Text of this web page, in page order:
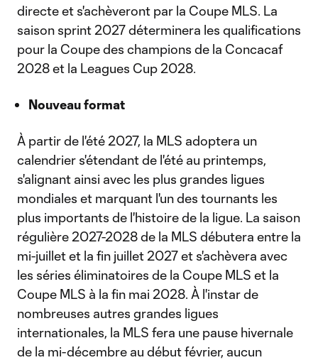
directe et s'achèveront par la Coupe MLS. La
saison sprint 2027 déterminera les qualifications
pour la Coupe des champions de la Concacaf
2028 et la Leagues Cup 2028.
Nouveau format
À partir de l'été 2027, la MLS adoptera un
calendrier s'étendant de l'été au printemps,
s'alignant ainsi avec les plus grandes ligues
mondiales et marquant l'un des tournants les
plus importants de l'histoire de la ligue. La saison
régulière 2027-2028 de la MLS débutera entre la
mi-juillet et la fin juillet 2027 et s'achèvera avec
les séries éliminatoires de la Coupe MLS et la
Coupe MLS à la fin mai 2028. À l'instar de
nombreuses autres grandes ligues
internationales, la MLS fera une pause hivernale
de la mi-décembre au début février, aucun